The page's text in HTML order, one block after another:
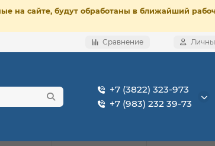
на сайте, будут обработаны в ближайший
Сравнение
+7 (3822) 323-973
+7 (983) 232 39-73